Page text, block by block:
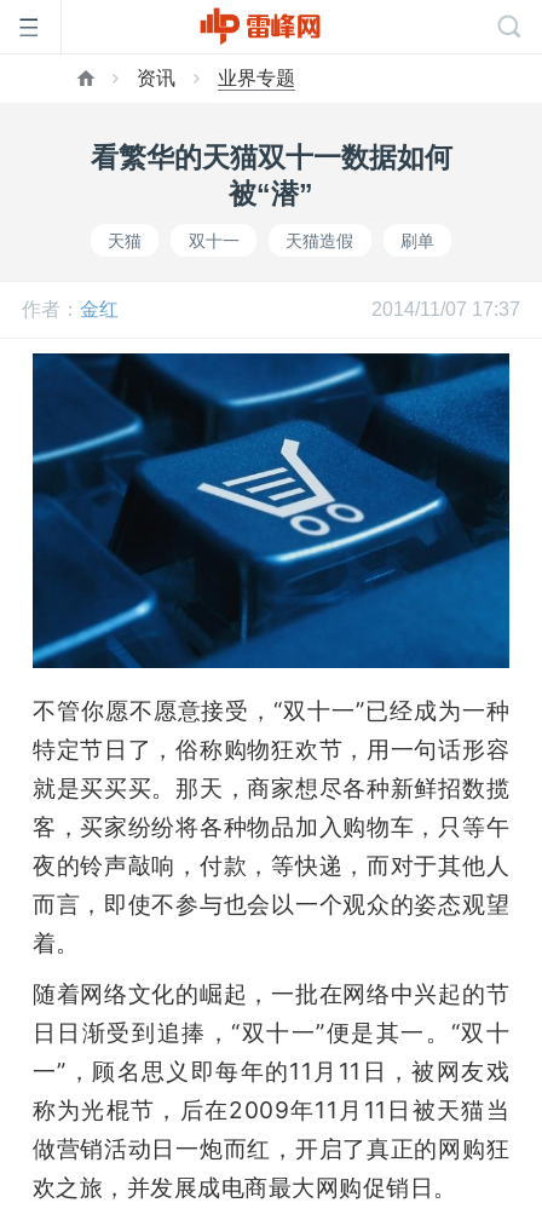
开
动
中
心
GAIR
题
爱
资讯 业界专题
看繁华的天猫双十一数据如何
被“潜”
天猫 双十一 天猫造假 刷单
作者： 金红 2014/11/07 17:37
不管你愿不愿意接受，“双十一”已经成为一种
特定节日了，俗称购物狂欢节，用一句话形容
就是买买买。那天，商家想尽各种新鲜招数揽
客，买家纷纷将各种物品加入购物车，只等午
夜的铃声敲响，付款，等快递，而对于其他人
而言，即使不参与也会以一个观众的姿态观望
着。
随着网络文化的崛起，一批在网络中兴起的节
日日渐受到追捧，“双十一”便是其一。“双十
一”，顾名思义即每年的11月11日，被网友戏
称为光棍节，后在2009年11月11日被天猫当
做营销活动日一炮而红，开启了真正的网购狂
欢之旅，并发展成电商最大网购促销日。